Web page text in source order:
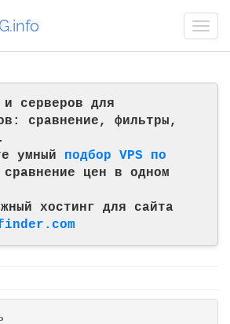
и серверов для
сравнение, фильтры,
умный подбор VPS по
цен в одном
хостинг для сайта